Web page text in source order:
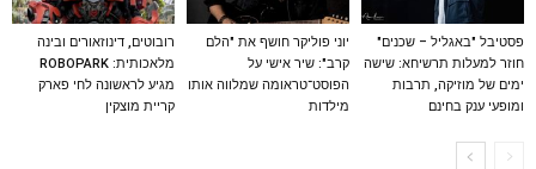
פסטיבל "באגליל – שכנים"
חוזר למעלות תרשיחא: שישה
ימים של מוזיקה, תרבות
ומופעי ענק בחינם
יוני פוליקר חושף את "הלם
קרב": שיר אישי על
הפוסט־טראומה שמלווה אותו
מילדות
רובוטים, דינוזאורים ובינה
מלאכותית: ROBOPARK
מגיע לראשונה לחי פארק
קריית מוצקין